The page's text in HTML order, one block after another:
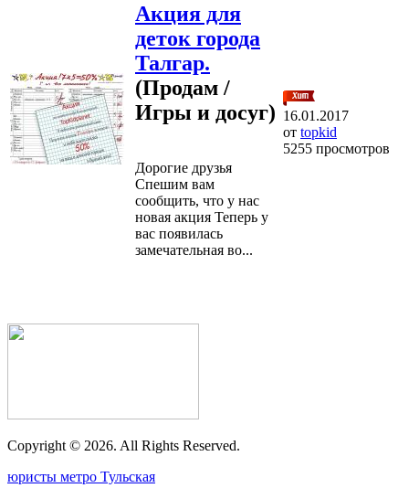
Акция для
деток города
Талгар.
(Продам /
Игры и досуг)
Дорогие друзья
Спешим вам
сообщить, что у нас
новая акция Теперь у
вас появилась
замечательная во...
16.01.2017
от topkid
5255 просмотров
Copyright © 2026. All Rights Reserved.
юристы метро Тульская